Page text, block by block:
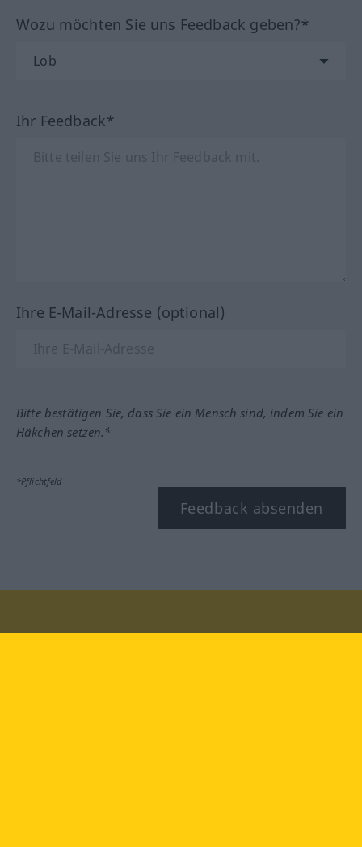
Wozu möchten Sie uns Feedback geben?*
Ihr Feedback*
Ihre E-Mail-Adresse (optional)
Bitte bestätigen Sie, dass Sie ein Mensch sind, indem Sie ein
Häkchen setzen.*
*Pflichtfeld
Feedback absenden
Besuchen Sie uns auf: